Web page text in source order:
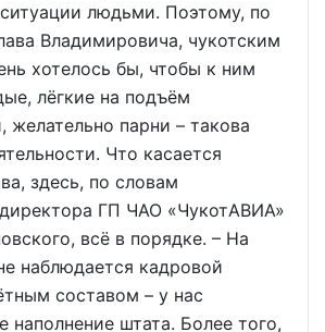
людьми. Поэтому, по
Владимировича, чукотским
хотелось бы, чтобы к ним
лёгкие на подъём
желательно парни – такова
Что касается
здесь, по словам
директора ГП ЧАО «ЧукотАВИА»
всё в порядке. – На
наблюдается кадровой
составом – у нас
наполнение штата. Более того,